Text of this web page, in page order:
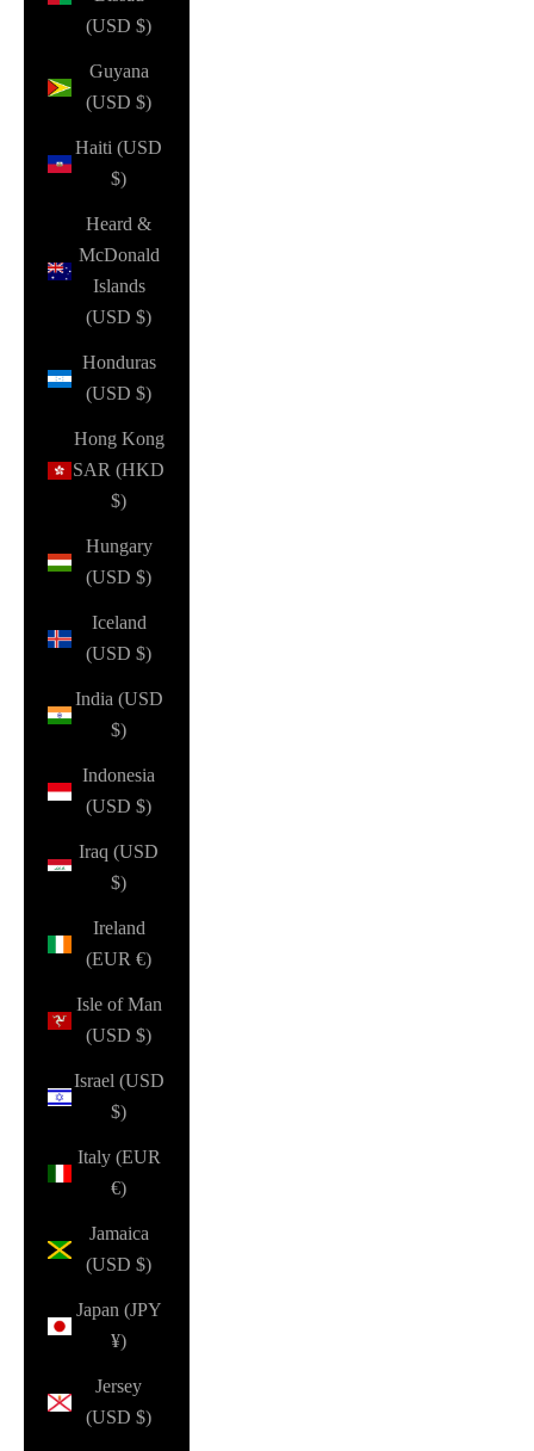
(USD $)
Guyana
(USD $)
Haiti (USD
$)
Heard &
McDonald
Islands
(USD $)
Honduras
(USD $)
Hong Kong
SAR (HKD
$)
Hungary
(USD $)
Iceland
(USD $)
India (USD
$)
Indonesia
(USD $)
Iraq (USD
$)
Ireland
(EUR €)
Isle of Man
(USD $)
Israel (USD
$)
Italy (EUR
€)
Jamaica
(USD $)
Japan (JPY
¥)
Jersey
(USD $)